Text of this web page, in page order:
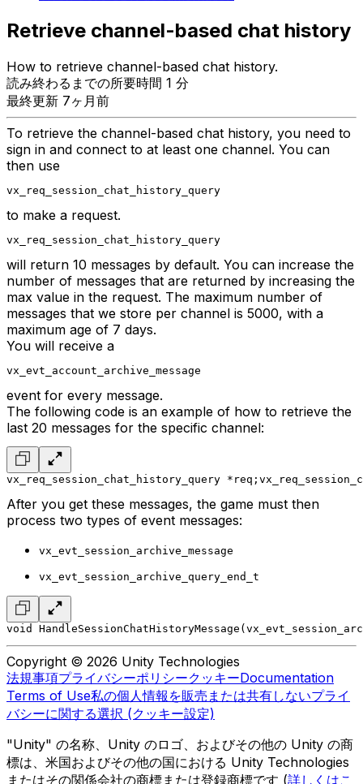
Retrieve channel-based chat history
How to retrieve channel-based chat history.
読み終わるまでの所要時間 1 分
最終更新 7ヶ月前
To retrieve the channel-based chat history, you need to
sign in and connect to at least one channel. You can
then use
vx_req_session_chat_history_query
to make a request.
vx_req_session_chat_history_query
will return 10 messages by default. You can increase the
number of messages that are returned by increasing the
max value in the request. The maximum number of
messages that we store per channel is 5000, with a
maximum age of 7 days.
You will receive a
vx_evt_account_archive_message
event for every message.
The following code is an example of how to retrieve the
last 20 messages for the specific channel:
vx_req_session_chat_history_query *req;
After you get these messages, the game must then
process two types of event messages:
vx_evt_session_archive_message
vx_evt_session_archive_query_end_t
void
Copyright © 2026 Unity Technologies
法規事項プライバシーポリシークッキーDocumentation
Terms of Use私の個人情報を販売または共有しないプライ
バシーに関する選択 (クッキー設定)
"Unity" の名称、Unity のロゴ、およびその他の Unity の商
標は、米国およびその他の国における Unity Technologies
またはその関係会社の商標または登録商標です (詳しくはこ